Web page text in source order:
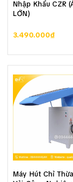
Nhập Khẩu CZR
LỚN)
3.490.000₫
Máy Hút Chỉ